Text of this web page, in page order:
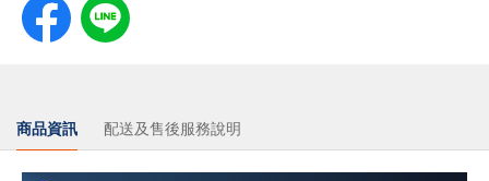
商品資訊 配送及售後服務說明